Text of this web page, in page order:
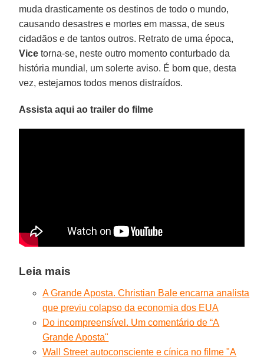
muda drasticamente os destinos de todo o mundo,
causando desastres e mortes em massa, de seus
cidadãos e de tantos outros. Retrato de uma época,
Vice torna-se, neste outro momento conturbado da
história mundial, um solerte aviso. É bom que, desta
vez, estejamos todos menos distraídos.
Assista aqui ao trailer do filme
Leia mais
A Grande Aposta. Christian Bale encarna analista
que previu colapso da economia dos EUA
Do incompreensível. Um comentário de “A
Grande Aposta"
Wall Street autoconsciente e cínica no filme "A